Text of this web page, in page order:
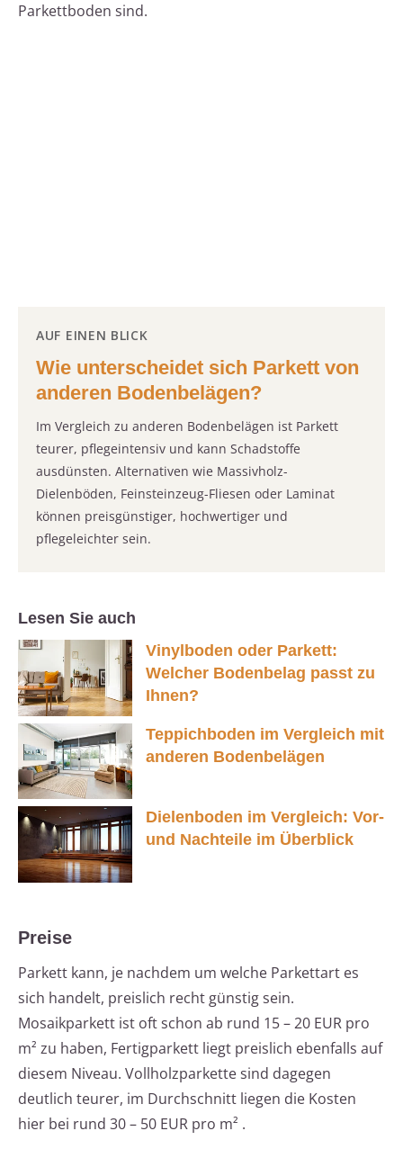
Parkettboden sind.
AUF EINEN BLICK
Wie unterscheidet sich Parkett von
anderen Bodenbelägen?
Im Vergleich zu anderen Bodenbelägen ist Parkett
teurer, pflegeintensiv und kann Schadstoffe
ausdünsten. Alternativen wie Massivholz-
Dielenböden, Feinsteinzeug-Fliesen oder Laminat
können preisgünstiger, hochwertiger und
pflegeleichter sein.
Lesen Sie auch
Vinylboden oder Parkett:
Welcher Bodenbelag passt zu
Ihnen?
Teppichboden im Vergleich mit
anderen Bodenbelägen
Dielenboden im Vergleich: Vor-
und Nachteile im Überblick
Preise
Parkett kann, je nachdem um welche Parkettart es
sich handelt, preislich recht günstig sein.
Mosaikparkett ist oft schon ab rund 15 – 20 EUR pro
m² zu haben, Fertigparkett liegt preislich ebenfalls auf
diesem Niveau. Vollholzparkette sind dagegen
deutlich teurer, im Durchschnitt liegen die Kosten
hier bei rund 30 – 50 EUR pro m² .